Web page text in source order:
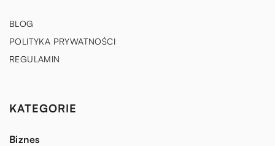
BLOG
POLITYKA PRYWATNOŚCI
REGULAMIN
KATEGORIE
Biznes